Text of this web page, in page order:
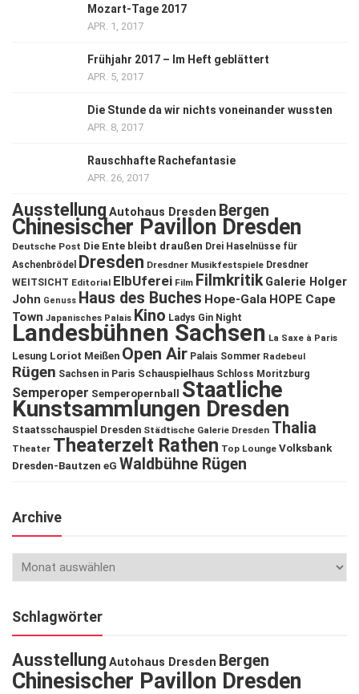
Mozart-Tage 2017
APR. 1, 2017
Frühjahr 2017 – Im Heft geblättert
APR. 5, 2017
Die Stunde da wir nichts voneinander wussten
APR. 8, 2017
Rauschhafte Rachefantasie
APR. 26, 2017
Ausstellung Autohaus Dresden Bergen
Chinesischer Pavillon Dresden
Deutsche Post Die Ente bleibt draußen Drei Haselnüsse für
Aschenbrödel
Dresden Dresdner Musikfestspiele Dresdner
WEITSICHT Editorial ElbUferei Film Filmkritik Galerie Holger
John Genuss Haus des Buches Hope-Gala HOPE Cape
Town Japanisches Palais Kino Ladys Gin Night
Landesbühnen Sachsen La Saxe à Paris
Lesung Loriot Meißen Open Air Palais Sommer Radebeul
Rügen Sachsen in Paris Schauspielhaus Schloss Moritzburg
Semperoper Semperopernball Staatliche
Kunstsammlungen Dresden
Staatsschauspiel Dresden Städtische Galerie Dresden Thalia
Theater Theaterzelt Rathen Top Lounge Volksbank
Dresden-Bautzen eG Waldbühne Rügen
Archive
Schlagwörter
Ausstellung Autohaus Dresden Bergen
Chinesischer Pavillon Dresden